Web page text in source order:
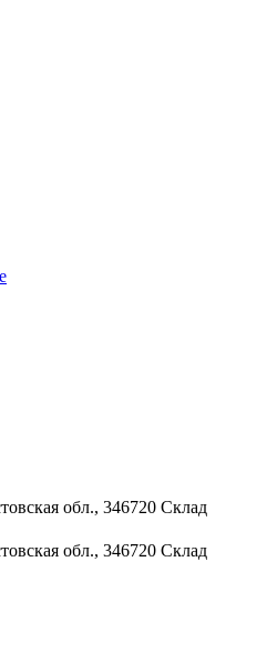
обл., 346720 Склад
обл., 346720 Склад